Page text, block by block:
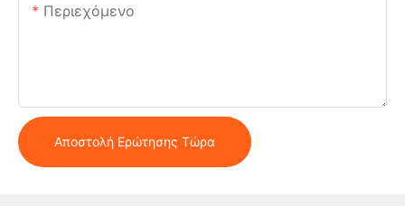
Περιεχόμενο
Αποστολή Ερώτησης Τώρα